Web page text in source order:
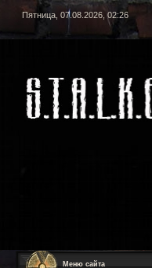
Пятница, 07.08.2026, 02:26
Меню сайта